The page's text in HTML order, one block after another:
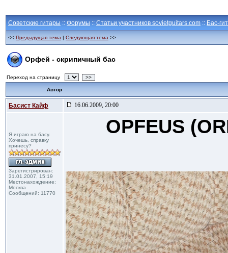
Советские гитары :: Форумы :: Статьи участников sovietguitars.com :: Бас-
<< Предыдущая тема | Следующая тема >>
Орфей - скрипичный бас
Переход на страницу >>
Автор
Басист Кайф 16.06.2009, 20:00
Я играю на басу.
Хочешь, справку
принесу?
Зарегистрирован:
31.01.2007, 15:19
Местонахождение:
Москва
Сообщений: 11770
OPFEUS